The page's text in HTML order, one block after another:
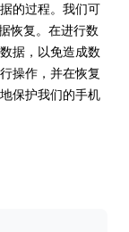
的过程。我们可
恢复。在进行数
据，以免造成数
操作，并在恢复
保护我们的手机